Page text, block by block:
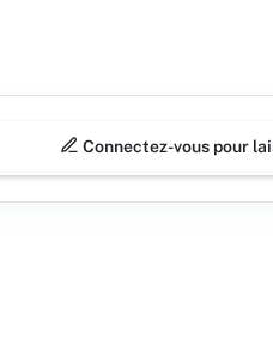
Connectez-vous pour